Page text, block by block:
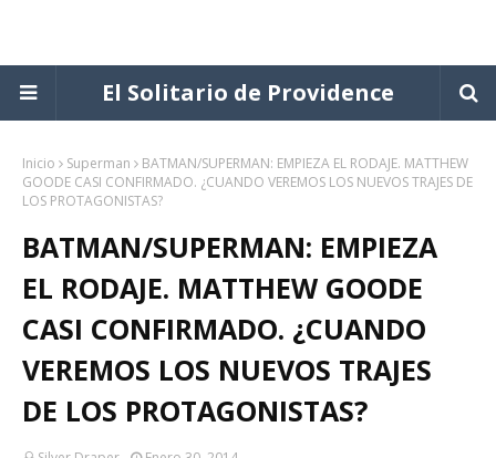
El Solitario de Providence
Inicio Superman
BATMAN/SUPERMAN: EMPIEZA EL RODAJE. MATTHEW
GOODE CASI CONFIRMADO. ¿CUANDO VEREMOS LOS NUEVOS TRAJES DE
LOS PROTAGONISTAS?
BATMAN/SUPERMAN: EMPIEZA
EL RODAJE. MATTHEW GOODE
CASI CONFIRMADO. ¿CUANDO
VEREMOS LOS NUEVOS TRAJES
DE LOS PROTAGONISTAS?